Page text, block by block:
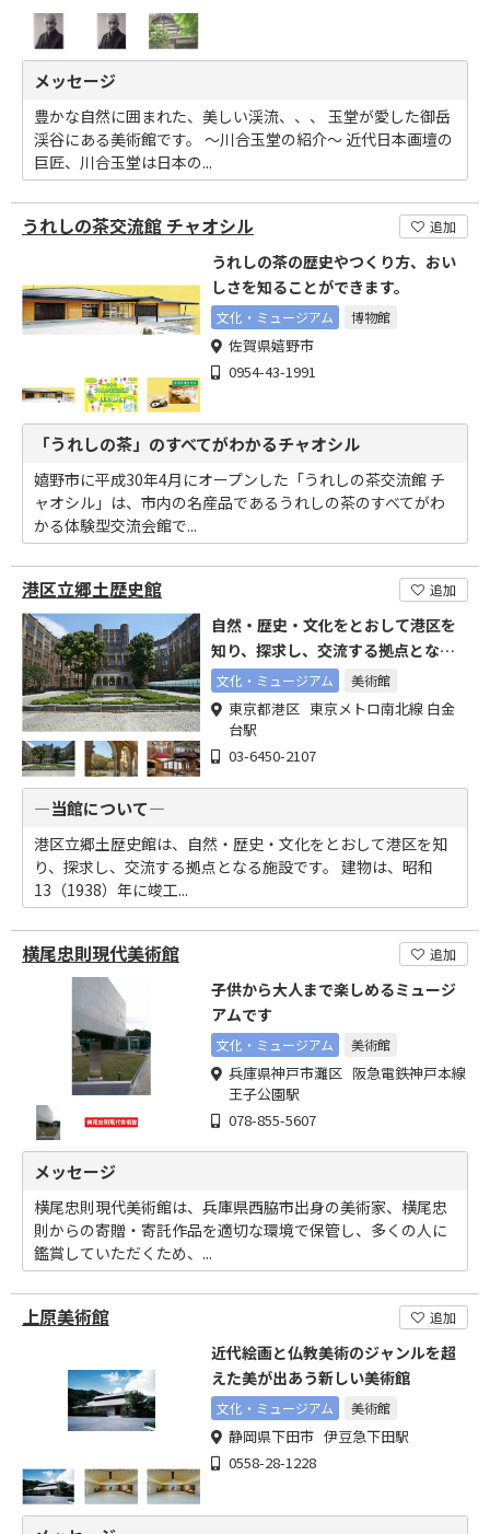
メッセージ
豊かな自然に囲まれた、美しい渓流、、、 玉堂が愛した御岳
渓谷にある美術館です。 ～川合玉堂の紹介～ 近代日本画壇の
巨匠、川合玉堂は日本の...
うれしの茶交流館 チャオシル 追加
うれしの茶の歴史やつくり方、おい
しさを知ることができます。
文化・ミュージアム 博物館
佐賀県嬉野市
0954-43-1991
「うれしの茶」のすべてがわかるチャオシル
嬉野市に平成30年4月にオープンした「うれしの茶交流館 チ
ャオシル」は、市内の名産品であるうれしの茶のすべてがわ
かる体験型交流会館で...
港区立郷土歴史館 追加
自然・歴史・文化をとおして港区を
知り、探求し、交流する拠点となる
施設
文化・ミュージアム 美術館
東京都港区 東京メトロ南北線 白金
台駅
03-6450-2107
―当館について―
港区立郷土歴史館は、自然・歴史・文化をとおして港区を知
り、探求し、交流する拠点となる施設です。 建物は、昭和
13（1938）年に竣工...
横尾忠則現代美術館 追加
子供から大人まで楽しめるミュージ
アムです
文化・ミュージアム 美術館
兵庫県神戸市灘区 阪急電鉄神戸本線
王子公園駅
078-855-5607
メッセージ
横尾忠則現代美術館は、兵庫県西脇市出身の美術家、横尾忠
則からの寄贈・寄託作品を適切な環境で保管し、多くの人に
鑑賞していただくため、...
上原美術館 追加
近代絵画と仏教美術のジャンルを超
えた美が出あう新しい美術館
文化・ミュージアム 美術館
静岡県下田市 伊豆急下田駅
0558-28-1228